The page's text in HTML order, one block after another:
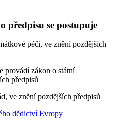
předpisu se postupuje
péči, ve znění pozdějších
provádí zákon o státní
předpisů
ve znění pozdějších předpisů
dědictví Evropy